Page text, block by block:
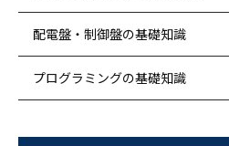
配電盤・制御盤の基礎知識
プログラミングの基礎知識